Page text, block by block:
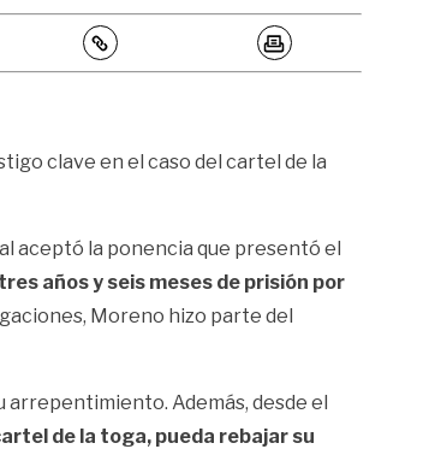
clave en el caso del cartel de la
aceptó la ponencia que presentó el
años y seis meses de prisión por
Moreno hizo parte del
arrepentimiento. Además, desde el
de la toga, pueda rebajar su